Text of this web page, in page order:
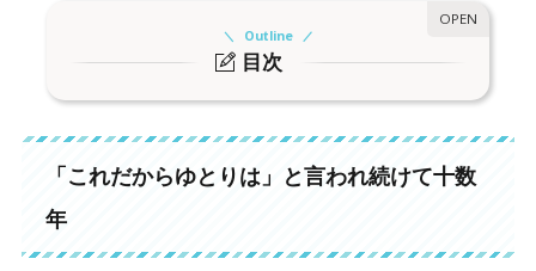
目次
Outline
2. Z世代も言われ放題な気がする
3. 「今時の若いやつは」に潜む他責思考
「これだからゆとりは」と言われ続けて十数
年